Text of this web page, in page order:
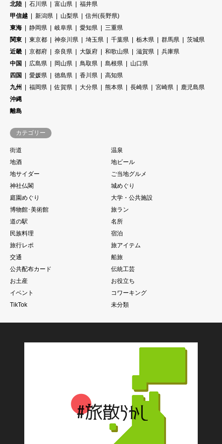
北陸
石川県 富山県
福井県
甲信越
新潟県 山梨県
信州(長野県)
東海
静岡県 岐阜県 愛知県
三重県
関東
東京都 神奈川県 埼玉県 千葉県 栃木県 群馬県
茨城県
近畿
京都府 奈良県 大阪府 和歌山県 滋賀県
兵庫県
中国
広島県 岡山県 鳥取県 島根県
山口県
四国
愛媛県 徳島県 香川県
高知県
九州
福岡県 佐賀県 大分県 熊本県 長崎県 宮崎県
鹿児島県
沖縄
離島
カテゴリー
街道
温泉
地酒
地ビール
地サイダー
ご当地グルメ
神社仏閣
城めぐり
庭園めぐり
大学・公共施設
博物館･美術館
旅ラン
道の駅
名所
民族料理
宿泊
旅行レポ
旅アイテム
交通
船旅
公共配布カード
伝統工芸
お土産
お役立ち
イベント
コワーキング
TikTok
未分類